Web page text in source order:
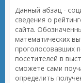
Данный абзац -
сведения о
сайта.
математических
проголосовавших
посетителей в
сможете сами
определить